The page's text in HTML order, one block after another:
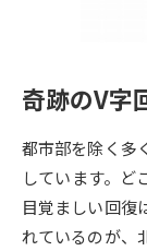
高等学校（情報）
奇跡のV字
都市部を除く多
しています。ど
目覚ましい回復
れているのが、